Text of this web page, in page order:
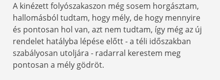
A kinézett folyószakaszon még sosem horgásztam,
hallomásból tudtam, hogy mély, de hogy mennyire
és pontosan hol van, azt nem tudtam, így még az új
rendelet hatályba lépése előtt - a téli időszakban
szabályosan utoljára - radarral kerestem meg
pontosan a mély gödröt.